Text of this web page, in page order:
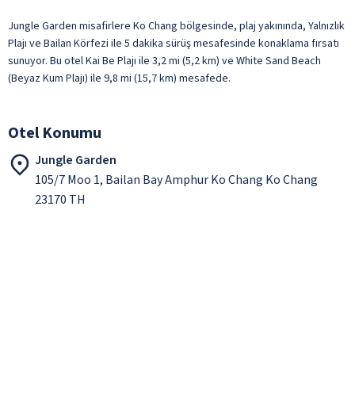
Jungle Garden misafirlere Ko Chang bölgesinde, plaj yakınında, Yalnızlık
Plajı ve Bailan Körfezi ile 5 dakika sürüş mesafesinde konaklama fırsatı
sunuyor. Bu otel Kai Be Plajı ile 3,2 mi (5,2 km) ve White Sand Beach
(Beyaz Kum Plajı) ile 9,8 mi (15,7 km) mesafede.
Otel Konumu
Jungle Garden
105/7 Moo 1, Bailan Bay Amphur Ko Chang Ko Chang
23170 TH